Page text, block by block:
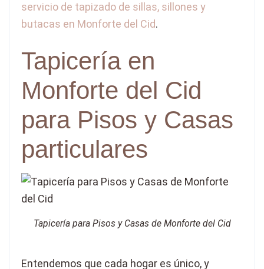
servicio de tapizado de sillas, sillones y
butacas en Monforte del Cid.
Tapicería en
Monforte del Cid
para Pisos y Casas
particulares
Tapicería para Pisos y Casas de Monforte del Cid
Entendemos que cada hogar es único, y